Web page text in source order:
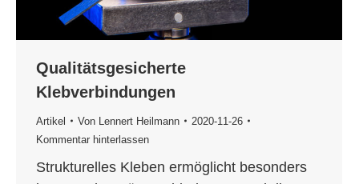
Qualitätsgesicherte
Klebverbindungen
Artikel Von Lennert Heilmann
2020-11-26
Kommentar hinterlassen
Strukturelles Kleben ermöglicht besonders